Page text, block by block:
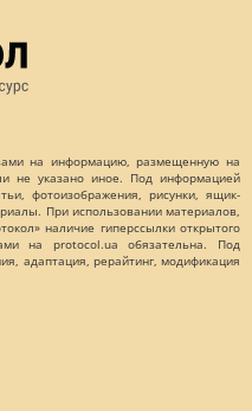
на информацию, размещенную на
не указано иное. Под информацией
фотоизображения, рисунки, ящик-
При использовании материалов,
наличие гиперссылки открытого
на protocol.ua обязательна. Под
адаптация, рерайтинг, модификация